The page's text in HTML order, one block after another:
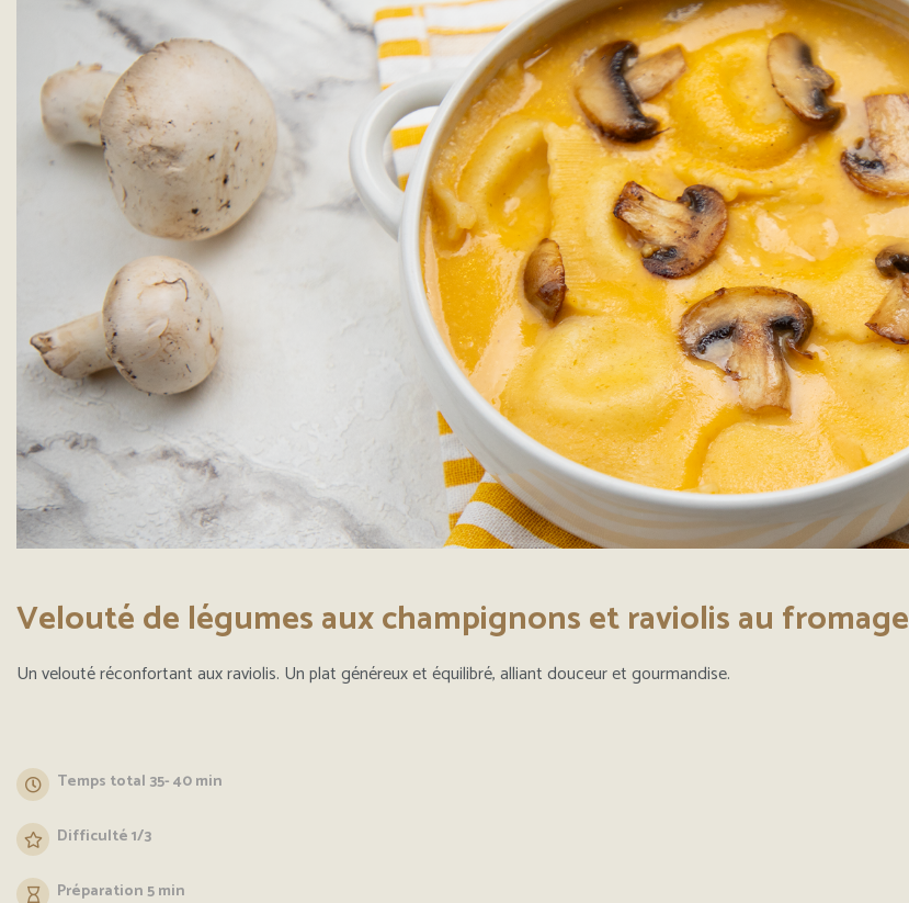
Velouté de légumes aux champignons et raviolis au fromage
Un velouté réconfortant aux raviolis. Un plat généreux et équilibré, alliant douceur et gourmandise.
Temps total 35- 40 min
Difficulté 1/3
Préparation 5 min